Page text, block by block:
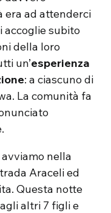
era ad attenderci
accoglie subito
della loro
un’esperienza
: a ciascuno di
La comunità fa
avviamo nella
Araceli ed
Questa notte
altri 7 figli e